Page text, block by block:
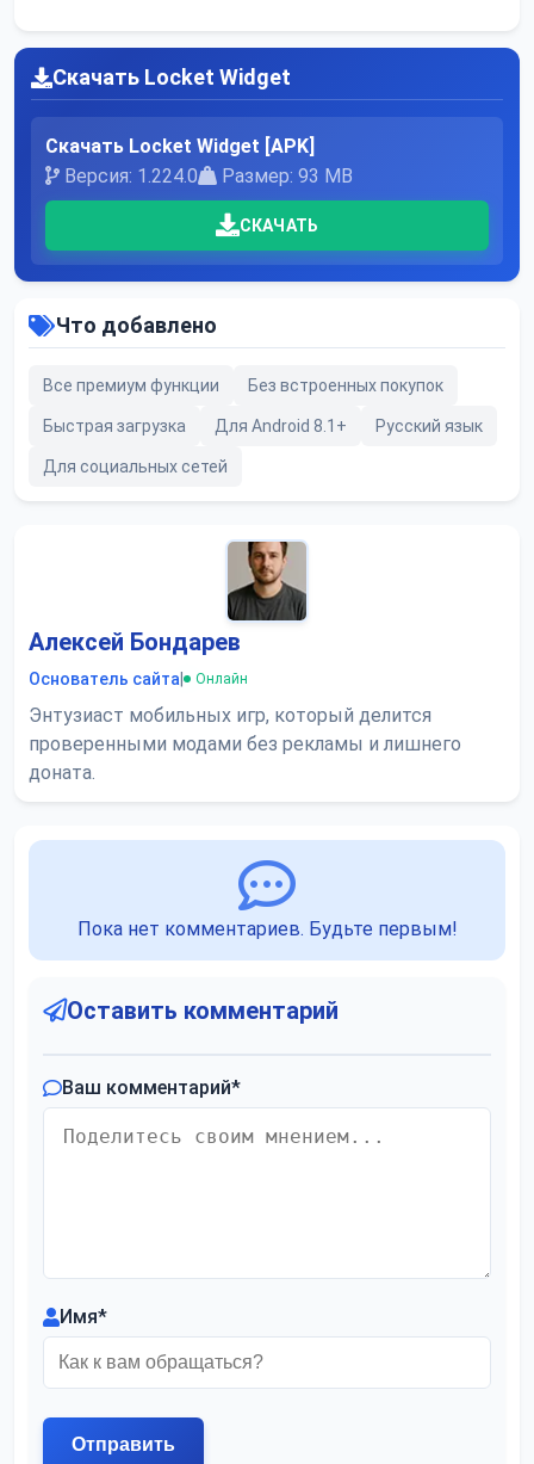
Скачать Locket Widget
Скачать Locket Widget [APK]
Версия: 1.224.0
Размер: 93 MB
СКАЧАТЬ
Что добавлено
Все премиум функции Без встроенных покупок
Быстрая загрузка Для Android 8.1+ Русский язык
Для социальных сетей
Алексей Бондарев
Основатель сайта Онлайн
Энтузиаст мобильных игр, который делится
проверенными модами без рекламы и лишнего
доната.
Пока нет комментариев. Будьте первым!
Оставить комментарий
Ваш комментарий*
Имя*